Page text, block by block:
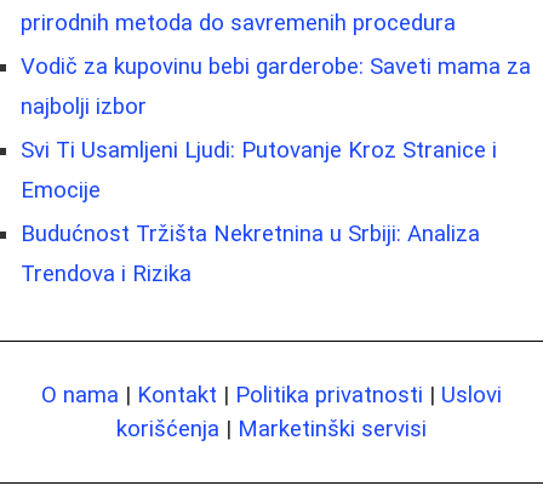
prirodnih metoda do savremenih procedura
Vodič za kupovinu bebi garderobe: Saveti mama za
najbolji izbor
Svi Ti Usamljeni Ljudi: Putovanje Kroz Stranice i
Emocije
Budućnost Tržišta Nekretnina u Srbiji: Analiza
Trendova i Rizika
O nama | Kontakt | Politika privatnosti | Uslovi
korišćenja | Marketinški servisi